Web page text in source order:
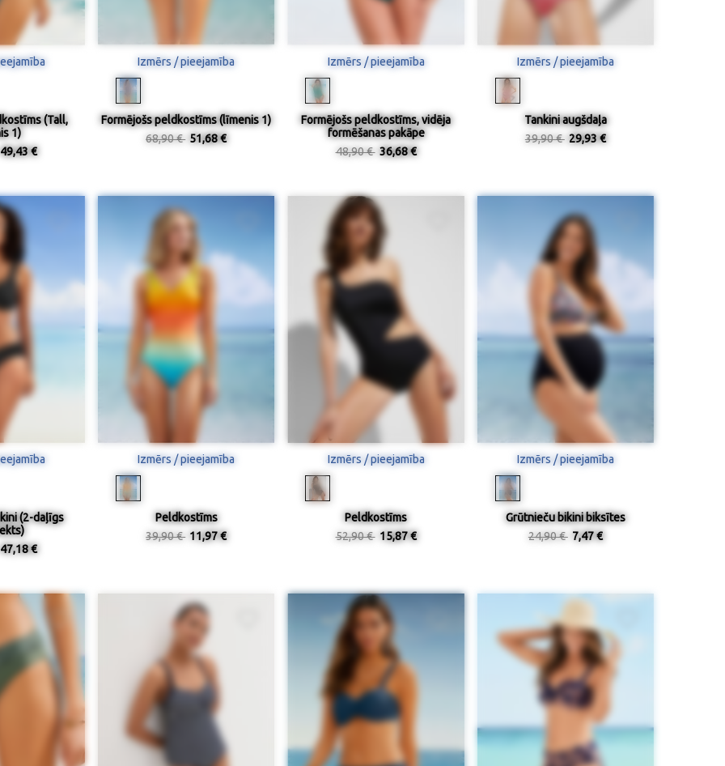
(Tall,
1)
49,43 €
Izmērs / pieejamība
Formējošs peldkostīms (līmenis 1)
68,90 € 51,68 €
Izmērs / pieejamība
Formējošs peldkostīms, vidēja
formēšanas pakāpe
48,90 € 36,68 €
Izmērs / pieejamība
Tankini augšdaļa
39,90 € 29,93 €
(2-daļīgs
47,18 €
Izmērs / pieejamība
Peldkostīms
39,90 € 11,97 €
Izmērs / pieejamība
Peldkostīms
52,90 € 15,87 €
Izmērs / pieejamība
Grūtnieču bikini biksītes
24,90 € 7,47 €